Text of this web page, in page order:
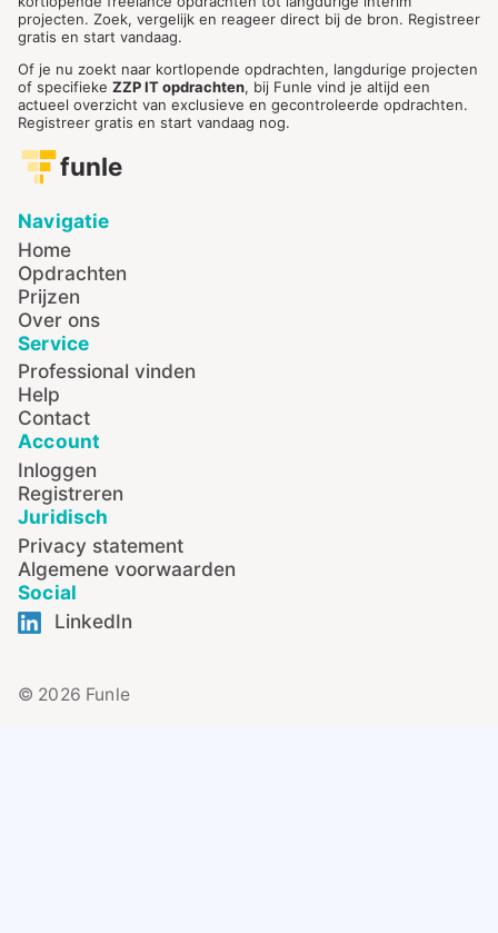
projecten. Zoek, vergelijk en reageer direct bij de bron. Registreer
gratis en start vandaag.
Of je nu zoekt naar kortlopende opdrachten, langdurige projecten
of specifieke ZZP IT opdrachten, bij Funle vind je altijd een
actueel overzicht van exclusieve en gecontroleerde opdrachten.
Registreer gratis en start vandaag nog.
funle
Navigatie
Home
Opdrachten
Prijzen
Over ons
Service
Professional vinden
Help
Contact
Account
Inloggen
Registreren
Juridisch
Privacy statement
Algemene voorwaarden
Social
LinkedIn
© 2026 Funle